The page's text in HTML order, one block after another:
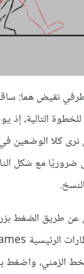
نقيض هما:
التالية،
نرى كلا الوضعين
مع شكل
طريق الضغط بزر
الزمني، واضغط